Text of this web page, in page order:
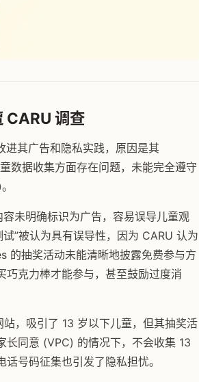
CARU 调查
其广告和隐私实践，原因是其
数据收集方面存在问题，未能完全遵守
未明确标识为广告，容易误导儿童观
”被认为具有误导性，因为 CARU 认为
的抽奖活动未能清晰地披露免费参与方
巧克力棒才能参与，甚至鼓励过度消
，吸引了 13 岁以下儿童，但其抽奖活
长同意 (VPC) 的情况下，不会收集 13
号码征集也引发了隐私担忧。